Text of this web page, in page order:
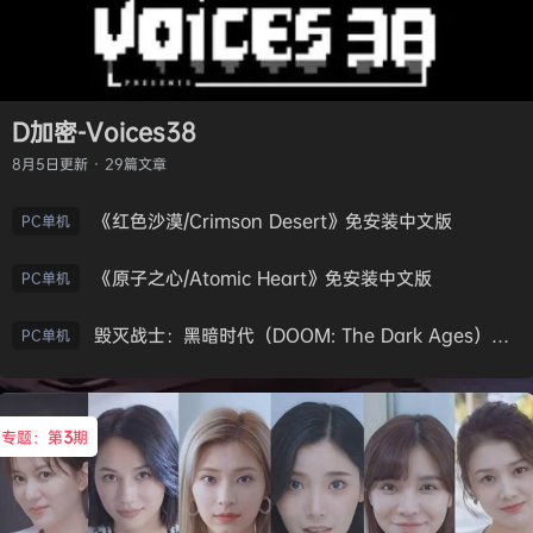
D加密-Voices38
8月5日更新 · 29篇文章
PC单机 《红色沙漠/Crimson Desert》免安装中文版
PC单机 《原子之心/Atomic Heart》免安装中文版
PC单机 毁灭战士：黑暗时代（DOOM: The Dark Ages）免安装中文版
专题：第3期